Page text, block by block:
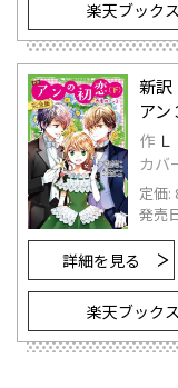
楽天ブックス
新
ア
作
カバ
定価:
発売
詳細を見る
楽天ブックス